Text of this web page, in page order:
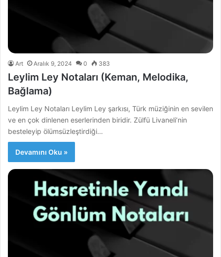
Art Aralık 9, 2024 0 383
Leylim Ley Notaları (Keman, Melodika,
Bağlama)
Leylim Ley Notaları Leylim Ley şarkısı, Türk müziğinin en sevilen
ve en çok dinlenen eserlerinden biridir. Zülfü Livaneli’nin
besteleyip ölümsüzleştirdiği…
Devamını Oku »